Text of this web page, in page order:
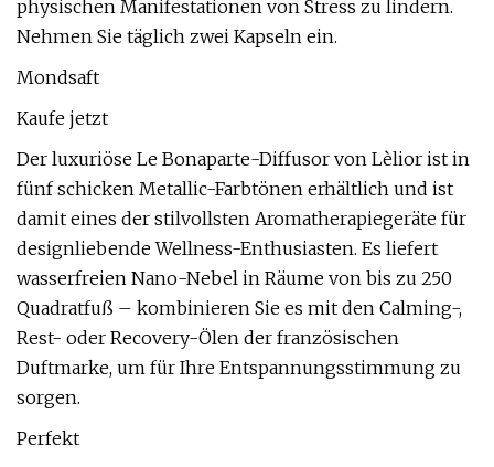
physischen Manifestationen von Stress zu lindern.
Nehmen Sie täglich zwei Kapseln ein.
Mondsaft
Kaufe jetzt
Der luxuriöse Le Bonaparte-Diffusor von Lèlior ist in
fünf schicken Metallic-Farbtönen erhältlich und ist
damit eines der stilvollsten Aromatherapiegeräte für
designliebende Wellness-Enthusiasten. Es liefert
wasserfreien Nano-Nebel in Räume von bis zu 250
Quadratfuß – kombinieren Sie es mit den Calming-,
Rest- oder Recovery-Ölen der französischen
Duftmarke, um für Ihre Entspannungsstimmung zu
sorgen.
Perfekt